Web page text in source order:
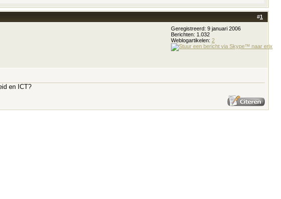
#1
Geregistreerd: 9 januari 2006
Berichten: 1.032
Weblogartikelen: 2
en ICT?